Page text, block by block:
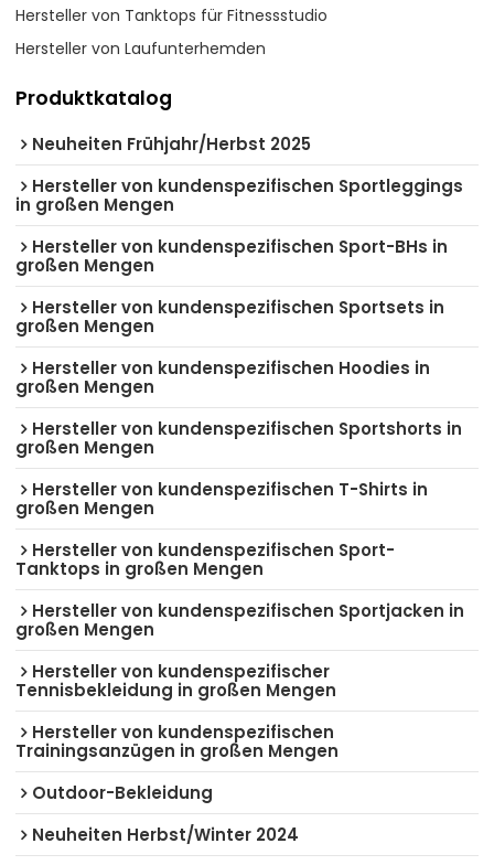
Hersteller von Tanktops für Fitnessstudio
Hersteller von Laufunterhemden
Produktkatalog
Neuheiten Frühjahr/Herbst 2025
Hersteller von kundenspezifischen Sportleggings
in großen Mengen
Hersteller von kundenspezifischen Sport-BHs in
großen Mengen
Hersteller von kundenspezifischen Sportsets in
großen Mengen
Hersteller von kundenspezifischen Hoodies in
großen Mengen
Hersteller von kundenspezifischen Sportshorts in
großen Mengen
Hersteller von kundenspezifischen T-Shirts in
großen Mengen
Hersteller von kundenspezifischen Sport-
Tanktops in großen Mengen
Hersteller von kundenspezifischen Sportjacken in
großen Mengen
Hersteller von kundenspezifischer
Tennisbekleidung in großen Mengen
Hersteller von kundenspezifischen
Trainingsanzügen in großen Mengen
Outdoor-Bekleidung
Neuheiten Herbst/Winter 2024